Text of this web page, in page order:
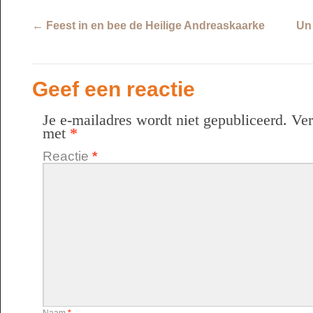
← Feest in en bee de Heilige Andreaskaarke
Geef een reactie
Je e-mailadres wordt niet gepubliceerd.
met *
Reactie *